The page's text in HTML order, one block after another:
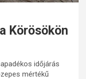
Körösökön
időjárás
mértékű